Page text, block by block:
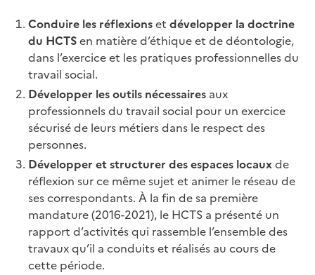
Conduire les réflexionset développer la doctrine
du HCTSen matière d’éthique et de déontologie,
dans l’exercice et les pratiques professionnelles du
travail social.
Développer les outils nécessaires aux
professionnels du travail social pour un exercice
sécurisé de leurs métiers dans le respect des
personnes.
Développer et structurer des espaces locauxde
réflexion sur ce même sujet et animer le réseau de
ses correspondants. À la fin de sa première
mandature (2016-2021), le HCTS a présenté un
rapport d’activités qui rassemble l’ensemble des
travaux qu’il a conduits et réalisés au cours de
cette période.